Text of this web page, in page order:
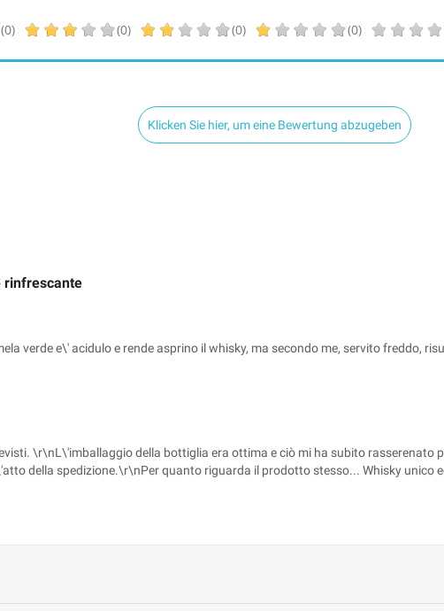
(0) (0) (0) (0)
Klicken Sie hier, um eine Bewertung abzugeben
rinfrescante
verde e\' acidulo e rende asprino il whisky, ma secondo me, servito freddo,
\r\nL\'imballaggio della bottiglia era ottima e ciò mi ha subito rasserenato
della spedizione.\r\nPer quanto riguarda il prodotto stesso... Whisky unico